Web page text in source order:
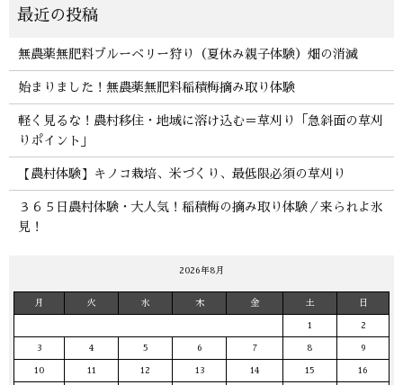
無農薬無肥料ブルーベリー狩り（夏休み親子体験）畑の消滅
始まりました！無農薬無肥料稲積梅摘み取り体験
軽く見るな！農村移住・地域に溶け込む＝草刈り「急斜面の草刈
りポイント」
【農村体験】キノコ栽培、米づくり、最低限必須の草刈り
３６５日農村体験・大人気！稲積梅の摘み取り体験／来られよ氷
見！
2026年8月
月 火 水 木 金 土 日
1 2
3 4 5 6 7 8 9
10 11 12 13 14 15 16